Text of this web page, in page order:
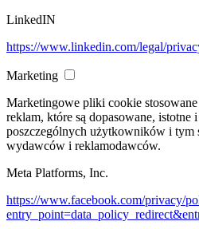
LinkedIN
https://www.linkedin.com/legal/
Marketing
Marketingowe pliki cookie
reklam, które są dopasowane, istotne
poszczególnych użytkowników i tym
wydawców i reklamodawców.
Meta Platforms, Inc.
https://www.facebook.com/privacy/